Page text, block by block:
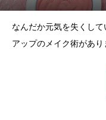
なんだか元気を失くし
アップのメイク術があり